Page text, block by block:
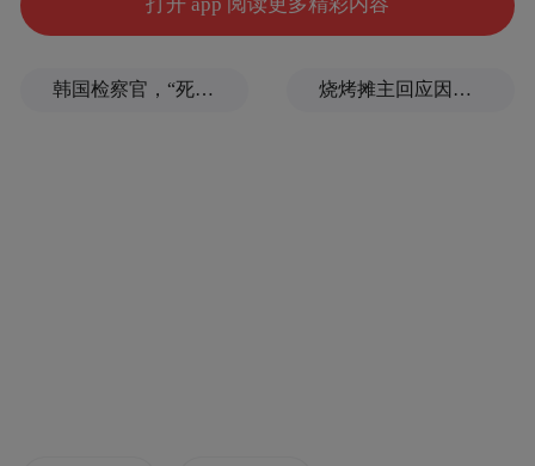
园、市自然资源规划局、银座茂。
（二）802路（黄河馨苑小区—银座茂）
打开 app 阅读更多精彩内容
韩国检察官，“死”于2026 烧烤摊主回应因撞脸张雪峰走红